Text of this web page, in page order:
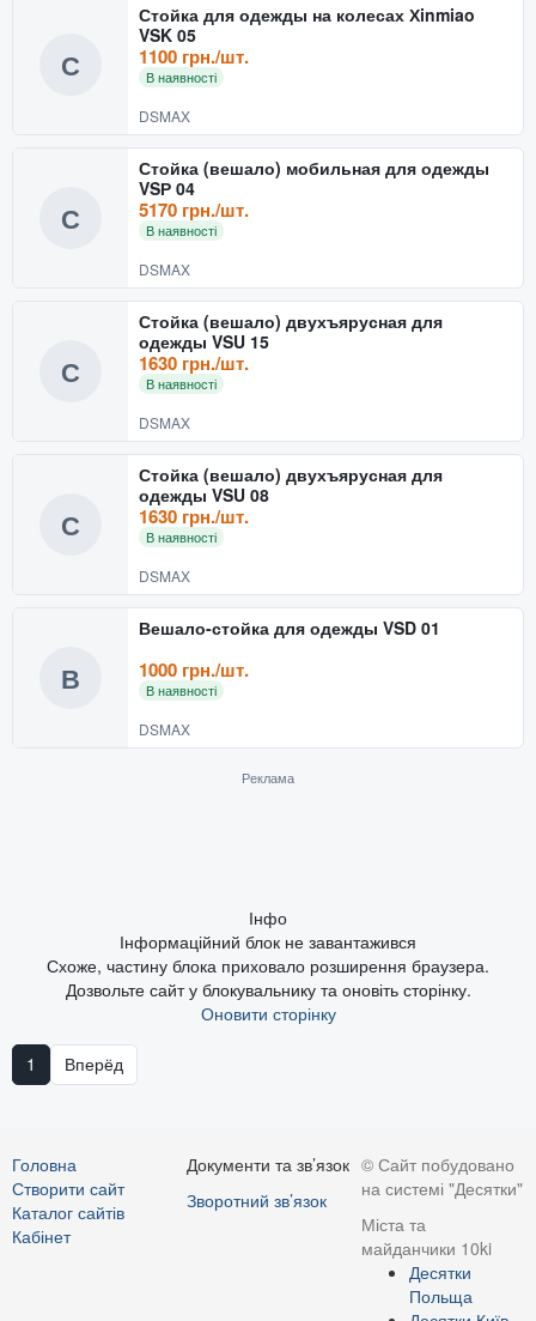
С
Стойка для одежды на колесах Хinmiao
VSK 05
1100 грн./шт.
В наявності
DSMAX
С
Стойка (вешало) мобильная для одежды
VSР 04
5170 грн./шт.
В наявності
DSMAX
С
Стойка (вешало) двухъярусная для
одежды VSU 15
1630 грн./шт.
В наявності
DSMAX
С
Стойка (вешало) двухъярусная для
одежды VSU 08
1630 грн./шт.
В наявності
DSMAX
В
Вешало-стойка для одежды VSD 01
1000 грн./шт.
В наявності
DSMAX
Реклама
Інфо
Інформаційний блок не завантажився
Схоже, частину блока приховало розширення браузера.
Дозвольте сайт у блокувальнику та оновіть сторінку.
Оновити сторінку
1 Вперёд
Головна
Створити сайт
Каталог сайтів
Кабінет
Документи та зв’язок
Зворотний зв’язок
© Сайт побудовано
на системі "Десятки"
Міста та
майданчики 10ki
Десятки
Польща